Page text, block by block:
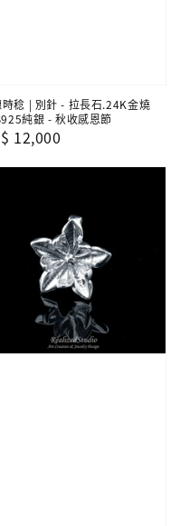
時稔 | 別針 - 拉長石.24K金燒
純銀 - 秋收感恩節
12,000